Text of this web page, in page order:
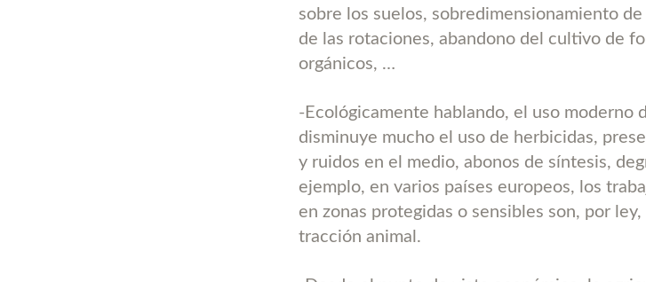
sobre los suelos, sobredimensionamiento
de las rotaciones, abandono del cultivo de
orgánicos, …
-Ecológicamente hablando, el uso moderno
disminuye mucho el uso de herbicidas,
y ruidos en el medio, abonos de síntesis,
ejemplo, en varios países europeos, los
en zonas protegidas o sensibles son, por
tracción animal.